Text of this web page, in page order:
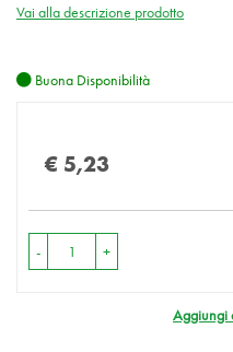
Vai alla descrizione prodotto
Buona Disponibilità
€ 5,23
- +
Aggiungi